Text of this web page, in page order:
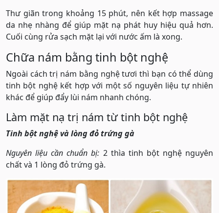
Thư giãn trong khoảng 15 phút, nên kết hợp massage
da nhẹ nhàng để giúp mặt nạ phát huy hiệu quả hơn.
Cuối cùng rửa sạch mặt lại với nước ấm là xong.
Chữa nám bằng tinh bột nghệ
Ngoài cách trị nám bằng nghệ tươi thì bạn có thể dùng
tinh bột nghệ kết hợp với một số nguyên liệu tự nhiên
khác để giúp đẩy lùi nám nhanh chóng.
Làm mặt nạ trị nám từ tinh bột nghệ
Tinh bột nghệ và lòng đỏ trứng gà
Nguyên liệu cần chuẩn bị: 2 thìa tinh bột nghệ nguyên
chất và 1 lòng đỏ trứng gà.